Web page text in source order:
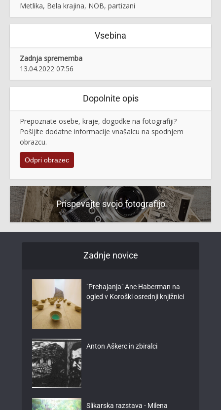
Metlika, Bela krajina, NOB, partizani
Vsebina
Zadnja sprememba
13.04.2022 07:56
Dopolnite opis
Prepoznate osebe, kraje, dogodke na fotografiji?
Pošljite dodatne informacije vnašalcu na spodnjem
obrazcu.
Odpri obrazec
Prispevajte svojo fotografijo
Zadnje novice
"Prehajanja" Ane Haberman na
ogled v Koroški osrednji knjižnici
Anton Aškerc in zbiralci
Slikarska razstava - Milena